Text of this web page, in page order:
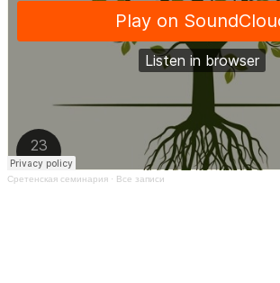
Сретенская семинария · Все записи